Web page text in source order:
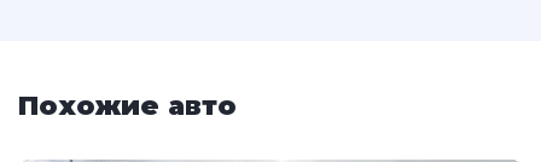
Похожие авто